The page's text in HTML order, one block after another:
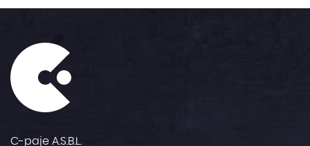
C-paje A.S.B.L.